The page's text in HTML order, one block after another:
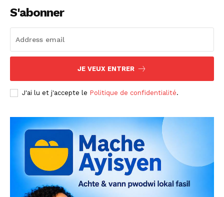
S'abonner
JE VEUX ENTRER
J'ai lu et j'accepte le Politique de confidentialité.